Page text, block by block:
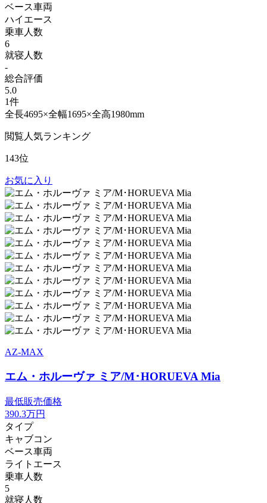
ベース車両
ハイエース
乗車人数
6
就寝人数
-
総合評価
5.0
1件
全長4695×全幅1695×全高1980mm
閲覧人気ランキング
143位
お気に入り
AZ-MAX
エム・ホルーヴァ ミア/M･HORUEVA Mia
最低販売価格
390.3万円
タイプ
キャブコン
ベース車両
ライトエース
乗車人数
5
就寝人数